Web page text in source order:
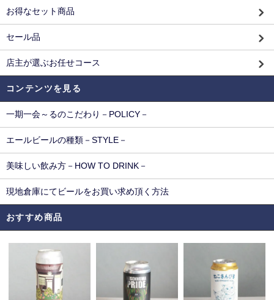
お得なセット商品
セール品
店主が選ぶお任せコース
コンテンツを見る
一期一会～るのこだわり－POLICY－
エールビールの種類－STYLE－
美味しい飲み方－HOW TO DRINK－
現地倉庫にてビールをお買い求め頂く方法
おすすめ商品